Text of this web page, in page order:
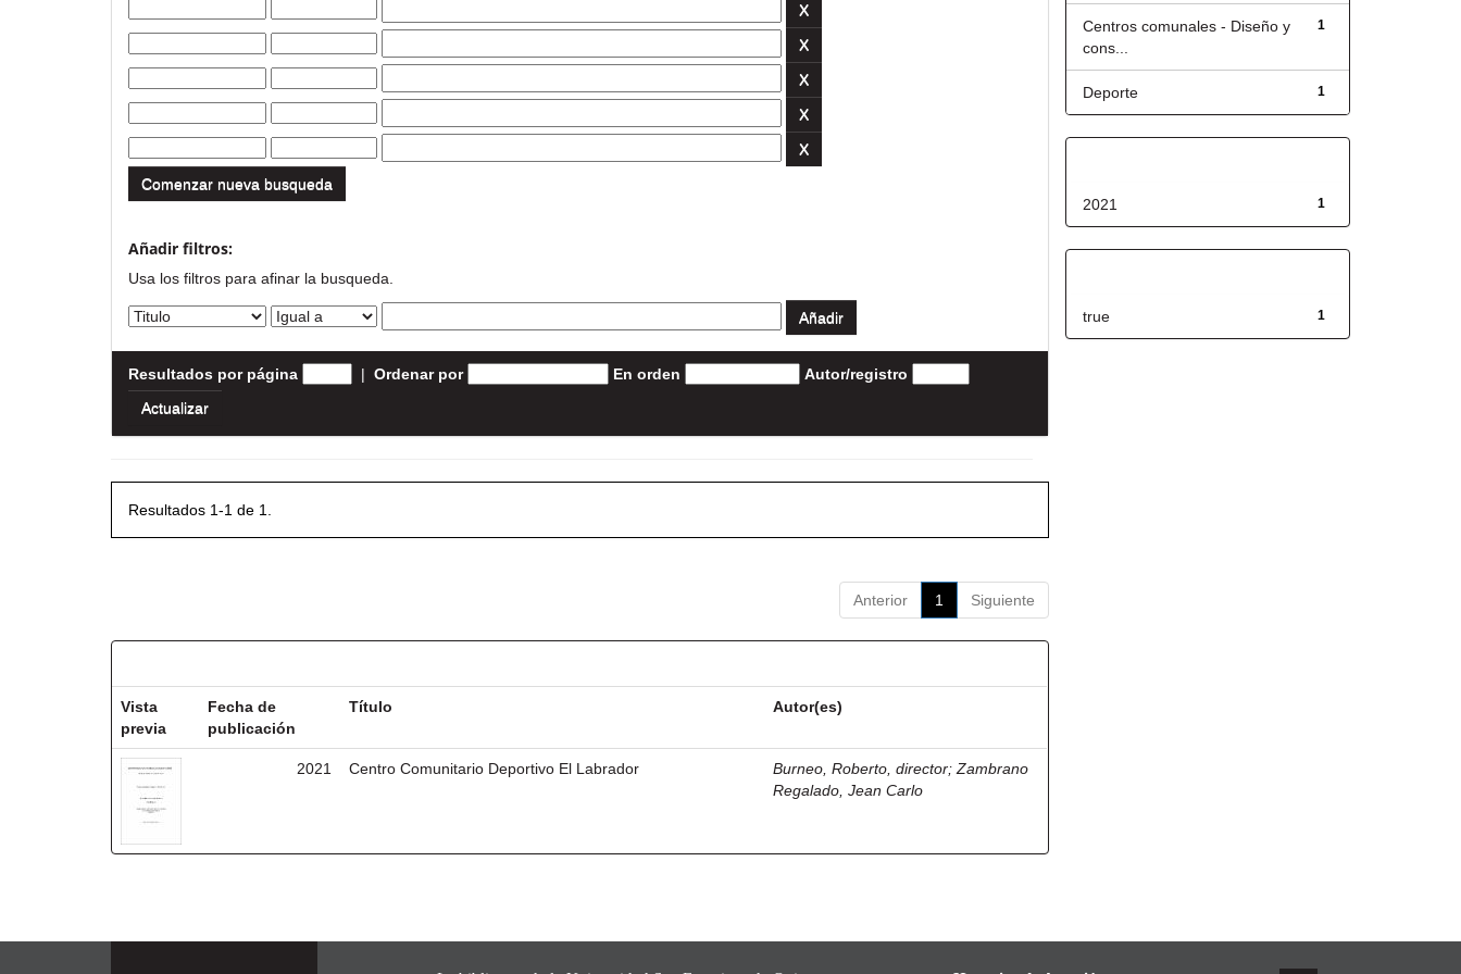
Comenzar nueva busqueda
Añadir filtros:
Usa los filtros para afinar la busqueda.
Resultados por página | Ordenar por En orden Autor/registro
Resultados 1-1 de 1.
Anterior 1 Siguiente
Vista
previa
Fecha de
publicación
Título Autor(es)
2021 Centro Comunitario Deportivo El Labrador Burneo, Roberto, director;Zambrano
Regalado, Jean Carlo
1
Centros comunales - Diseño y
cons...
1
Deporte
1
2021
1
true